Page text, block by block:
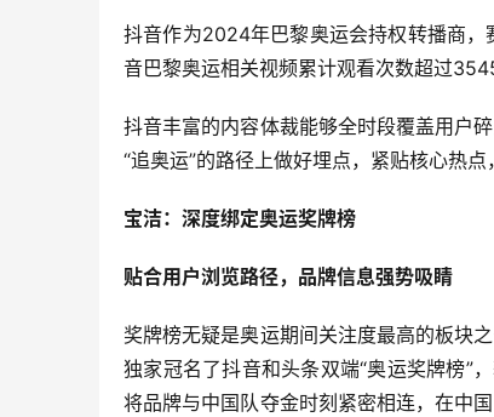
抖音作为2024年巴黎奥运会持权转播商，
音巴黎奥运相关视频累计观看次数超过
抖音丰富的内容体裁能够全时段覆盖用户
“追奥运”的路径上做好埋点，紧贴核心热点
宝洁：深度绑定奥运奖牌榜
贴合用户浏览路径，品牌信息强势吸睛
奖牌榜无疑是奥运期间关注度最高的板块
独家冠名了抖音和头条双端“奥运奖牌榜”
将品牌与中国队夺金时刻紧密相连，在中